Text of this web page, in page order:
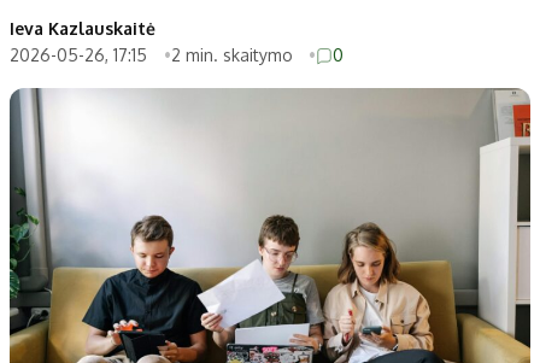
Ieva Kazlauskaitė
2026-05-26, 17:15
2 min. skaitymo 0